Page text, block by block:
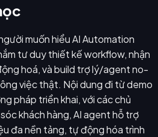
muốn hiểu AI Automation
tư duy thiết kế workflow, nhận
hoá, và build trợ lý/agent no-
việc thật. Nội dung đi từ demo
pháp triển khai, với các chủ
khách hàng, AI agent hỗ trợ
đa nền tảng, tự động hóa trình